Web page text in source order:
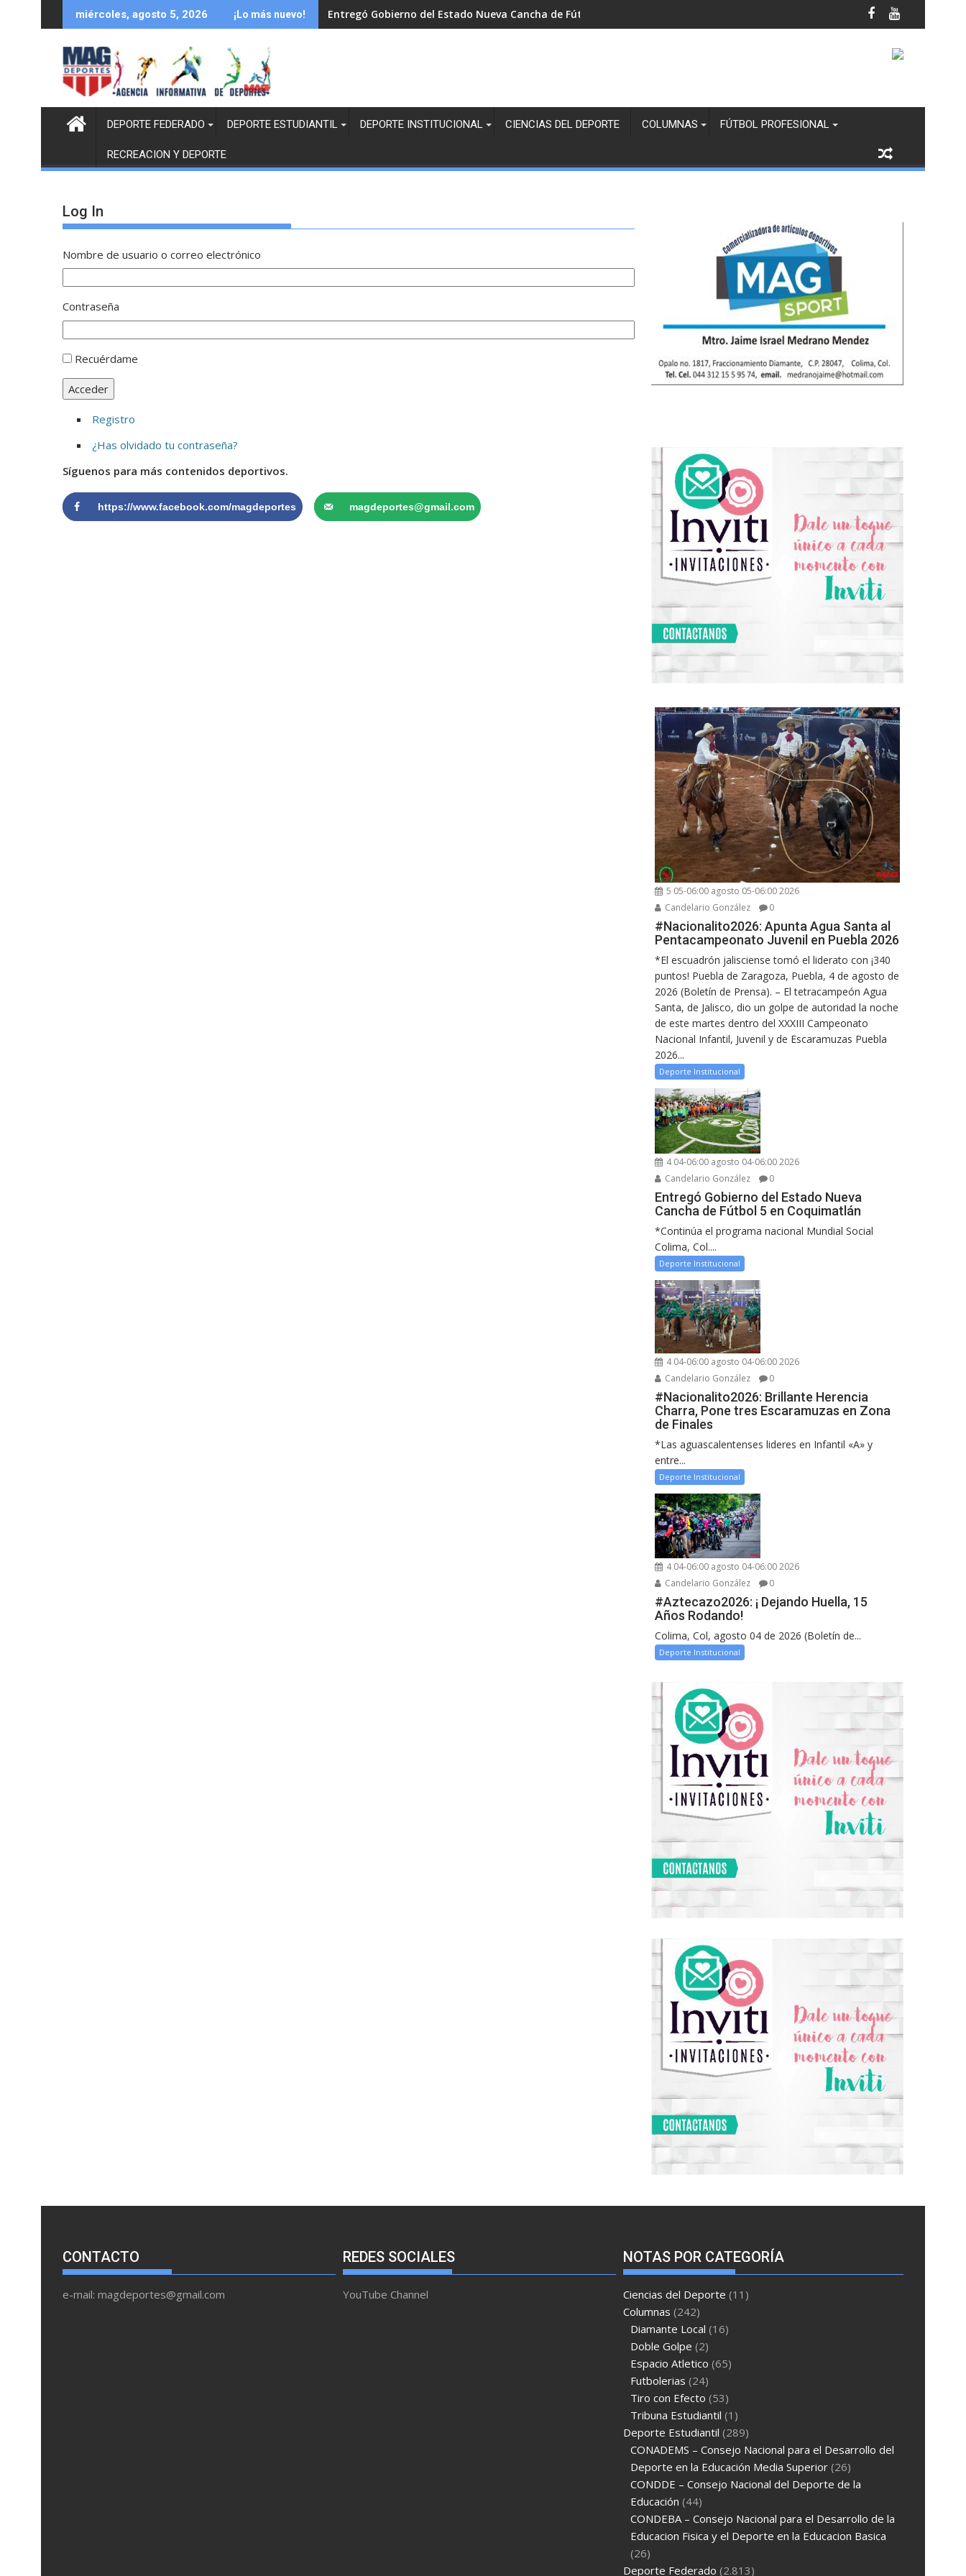
al
miércoles, agosto 5, 2026 ¡Lo más nuevo! Entregó Gobierno del Estado Nueva Cancha de Fútbol 5 en Coquimatlán
DEPORTE FEDERADO DEPORTE ESTUDIANTIL DEPORTE INSTITUCIONAL CIENCIAS DEL DEPORTE COLUMNAS FÚTBOL PROFESIONAL
RECREACION Y DEPORTE
Log In
Nombre de usuario o correo electrónico
Contraseña
Recuérdame
Acceder
Registro
¿Has olvidado tu contraseña?
Síguenos para más contenidos deportivos.
https://www.facebook.com/magdeportes magdeportes@gmail.com
5 05-06:00 agosto 05-06:00 2026
Candelario González
0
#Nacionalito2026: Apunta Agua Santa al
Pentacampeonato Juvenil en Puebla 2026
*El escuadrón jalisciense tomó el liderato con ¡340
puntos! Puebla de Zaragoza, Puebla, 4 de agosto de
2026 (Boletín de Prensa). – El tetracampeón Agua
Santa, de Jalisco, dio un golpe de autoridad la noche
de este martes dentro del XXXIII Campeonato
Nacional Infantil, Juvenil y de Escaramuzas Puebla
2026...
Deporte Institucional
4 04-06:00 agosto 04-06:00 2026
Candelario González
0
Entregó Gobierno del Estado Nueva
Cancha de Fútbol 5 en Coquimatlán
*Continúa el programa nacional Mundial Social
Colima, Col....
Deporte Institucional
4 04-06:00 agosto 04-06:00 2026
Candelario González
0
#Nacionalito2026: Brillante Herencia
Charra, Pone tres Escaramuzas en Zona
de Finales
*Las aguascalentenses lideres en Infantil «A» y
entre...
Deporte Institucional
4 04-06:00 agosto 04-06:00 2026
Candelario González
0
#Aztecazo2026: ¡ Dejando Huella, 15
Años Rodando!
Colima, Col, agosto 04 de 2026 (Boletín de...
Deporte Institucional
CONTACTO
e-mail: magdeportes@gmail.com
REDES SOCIALES
YouTube Channel
NOTAS POR CATEGORÍA
Ciencias del Deporte (11)
Columnas (242)
Diamante Local (16)
Doble Golpe (2)
Espacio Atletico (65)
Futbolerias (24)
Tiro con Efecto (53)
Tribuna Estudiantil (1)
Deporte Estudiantil (289)
CONADEMS – Consejo Nacional para el Desarrollo del
Deporte en la Educación Media Superior(26)
CONDDE – Consejo Nacional del Deporte de la
Educación (44)
CONDEBA – Consejo Nacional para el Desarrollo de la
Educacion Fisica y el Deporte en la Educacion Basica
(26)
Deporte Federado (2.813)